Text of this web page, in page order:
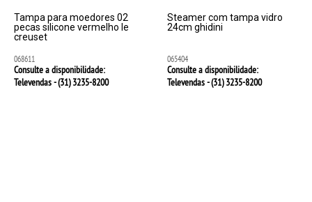
Tampa para moedores 02
pecas silicone vermelho le
creuset
068611
Consulte a disponibilidade:
Televendas - (31)3235-8200
Steamer com tampa vidro
24cm ghidini
065404
Consulte a disponibilidade:
Televendas - (31)3235-8200